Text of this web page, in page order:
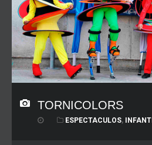
TORNICOLORS
ESPECTACULOS,